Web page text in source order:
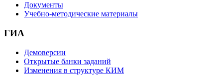
Документы
Учебно-методические материалы
ГИА
Демоверсии
Открытые банки заданий
Изменения в структуре КИМ